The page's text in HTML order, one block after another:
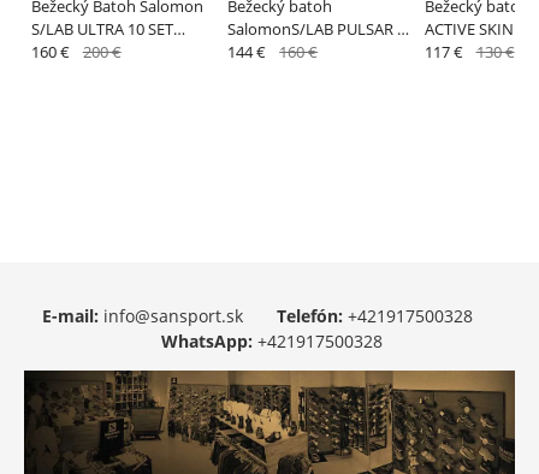
Bežecký Batoh Salomon
S/LAB ULTRA 10 SET
Vanilla Ice / Black
160 € 200 €
Bežecký batoh
SalomonS/LAB PULSAR 3
SET Black / White
144 € 160 €
Bežecký batoh
ACTIVE SKIN 12
Dahlia / High
117 € 130 €
E-mail: info@sansport.sk Telefón: +421917500328
WhatsApp: +421917500328